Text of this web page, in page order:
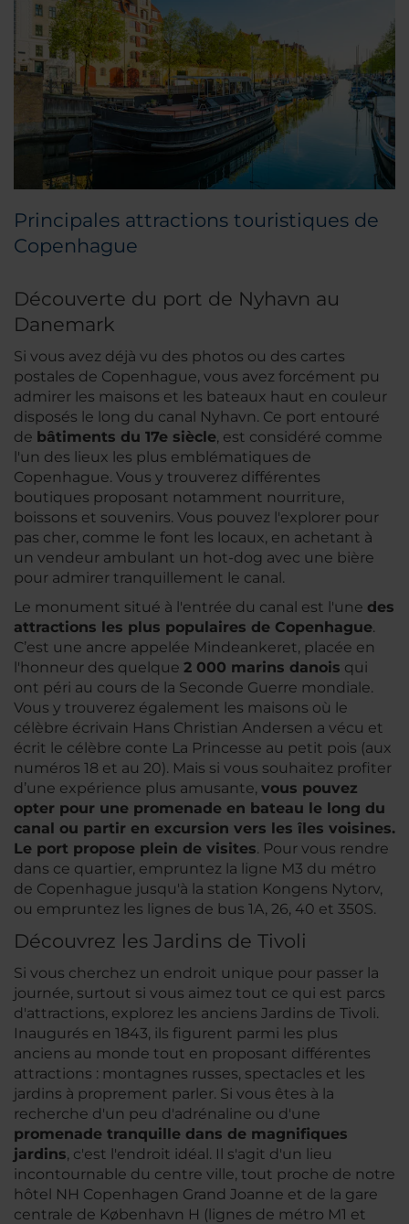
Principales attractions touristiques de
Copenhague
Découverte du port de Nyhavn au
Danemark
Si vous avez déjà vu des photos ou des cartes
postales de Copenhague, vous avez forcément pu
admirer les maisons et les bateaux haut en couleur
disposés le long du canal Nyhavn. Ce port entouré
de bâtiments du 17e siècle, est considéré comme
l'un des lieux les plus emblématiques de
Copenhague. Vous y trouverez différentes
boutiques proposant notamment nourriture,
boissons et souvenirs. Vous pouvez l'explorer pour
pas cher, comme le font les locaux, en achetant à
un vendeur ambulant un hot-dog avec une bière
pour admirer tranquillement le canal.
Le monument situé à l'entrée du canal est l'une des
attractions les plus populaires de Copenhague.
C’est une ancre appelée Mindeankeret, placée en
l'honneur des quelque 2 000 marins danois qui
ont péri au cours de la Seconde Guerre mondiale.
Vous y trouverez également les maisons où le
célèbre écrivain Hans Christian Andersen a vécu et
écrit le célèbre conte La Princesse au petit pois (aux
numéros 18 et au 20). Mais si vous souhaitez profiter
d’une expérience plus amusante, vous pouvez
opter pour une promenade en bateau le long du
canal ou partir en excursion vers les îles voisines.
Le port propose plein de visites. Pour vous rendre
dans ce quartier, empruntez la ligne M3 du métro
de Copenhague jusqu'à la station Kongens Nytorv,
ou empruntez les lignes de bus 1A, 26, 40 et 350S.
Découvrez les Jardins de Tivoli
Si vous cherchez un endroit unique pour passer la
journée, surtout si vous aimez tout ce qui est parcs
d'attractions, explorez les anciens Jardins de Tivoli.
Inaugurés en 1843, ils figurent parmi les plus
anciens au monde tout en proposant différentes
attractions : montagnes russes, spectacles et les
jardins à proprement parler. Si vous êtes à la
recherche d'un peu d'adrénaline ou d'une
promenade tranquille dans de magnifiques
jardins, c'est l'endroit idéal. Il s'agit d'un lieu
incontournable du centre ville, tout proche de notre
hôtel NH Copenhagen Grand Joanne et de la gare
centrale de København H (lignes de métro M1 et